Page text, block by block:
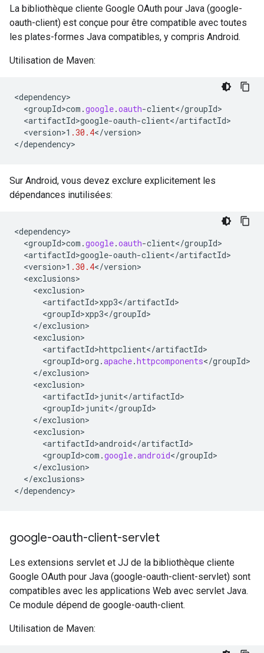
La bibliothèque cliente Google OAuth pour Java (google-
oauth-client) est conçue pour être compatible avec toutes
les plates-formes Java compatibles, y compris Android.
Utilisation de Maven:
<dependency
<groupId>com .google.oauth-client</groupId
<artifactId>google-oauth-client</artifactId
<version>1 .30.4</version>
</dependency>
Sur Android, vous devez exclure explicitement les
dépendances inutilisées:
<dependency
<groupId>com .google.oauth-client</groupId
<artifactId>google-oauth-client</artifactId
<version>1 .30.4</version
<exclusions
<exclusion
<artifactId>xpp3</artifactId
<groupId>xpp3</groupId
</exclusion
<exclusion
<artifactId>httpclient</artifactId
<groupId>org .apache.httpcomponents</groupId
</exclusion
<exclusion
<artifactId>junit</artifactId
<groupId>junit</groupId
</exclusion
<exclusion
<artifactId>android</artifactId
<groupId>com .google.android</groupId
</exclusion
</exclusions>
</dependency>
google-oauth-client-servlet
Les extensions servlet et JJ de la bibliothèque cliente
Google OAuth pour Java (google-oauth-client-servlet) sont
compatibles avec les applications Web avec servlet Java.
Ce module dépend de google-oauth-client.
Utilisation de Maven: